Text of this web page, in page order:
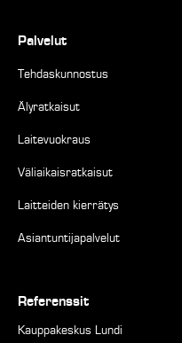
Palvelut
Tehdaskunnostus
Älyratkaisut
Laitevuokraus
Väliaikaisratkaisut
Laitteiden kierrätys
Asiantuntijapalvelut
Referenssit
Kauppakeskus Lundi